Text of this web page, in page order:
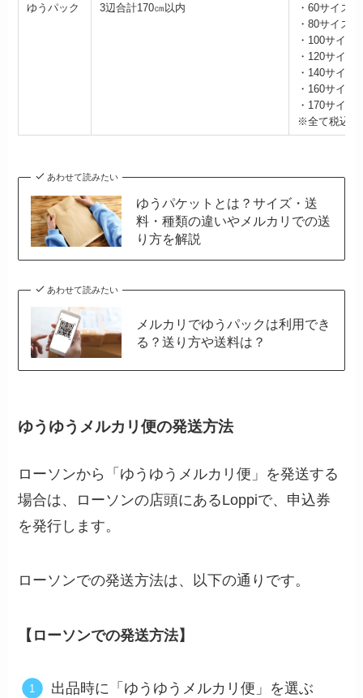
ゆうパック 3辺合計170㎝以内
・60サイズ
・80サイズ
・100サイズ
・120サイズ
・140サイズ
・160サイズ
・170サイズ
※全て税込
あわせて読みたい
ゆうパケットとは？サイズ・送
料・種類の違いやメルカリでの送
り方を解説
あわせて読みたい
メルカリでゆうパックは利用でき
る？送り方や送料は？
ゆうゆうメルカリ便の発送方法
ローソンから「ゆうゆうメルカリ便」を発送する
場合は、ローソンの店頭にあるLoppiで、申込券
を発行します。
ローソンでの発送方法は、以下の通りです。
【ローソンでの発送方法】
出品時に「ゆうゆうメルカリ便」を選ぶ